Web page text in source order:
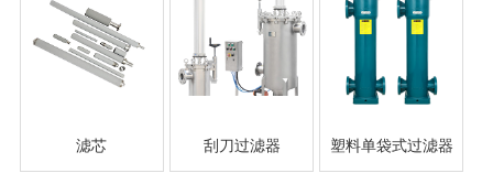
滤芯 刮刀过滤器 塑料单袋式过滤器